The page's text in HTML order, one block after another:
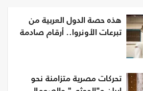
هذه حصة الدول العربية من
تبرعات الأونروا.. أرقام صادمة
تحركات مصرية متزامنة نحو